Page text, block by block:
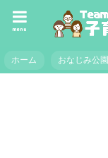
menu
ホーム おなじみ公園